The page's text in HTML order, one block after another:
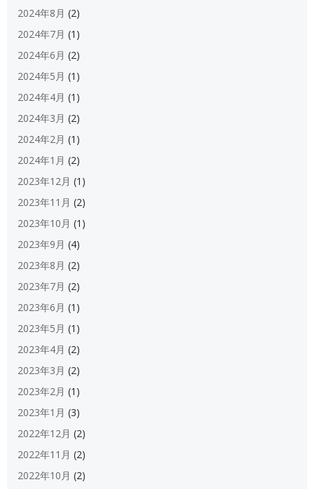
2024年8月 (2)
2024年7月 (1)
2024年6月 (2)
2024年5月 (1)
2024年4月 (1)
2024年3月 (2)
2024年2月 (1)
2024年1月 (2)
2023年12月 (1)
2023年11月 (2)
2023年10月 (1)
2023年9月 (4)
2023年8月 (2)
2023年7月 (2)
2023年6月 (1)
2023年5月 (1)
2023年4月 (2)
2023年3月 (2)
2023年2月 (1)
2023年1月 (3)
2022年12月 (2)
2022年11月 (2)
2022年10月 (2)